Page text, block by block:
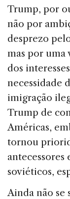
Trump, por
não por
desprezo
mas por uma
dos
necessidade
imigração
Trump de
Américas,
tornou
antecessores
soviéticos,
Ainda não se